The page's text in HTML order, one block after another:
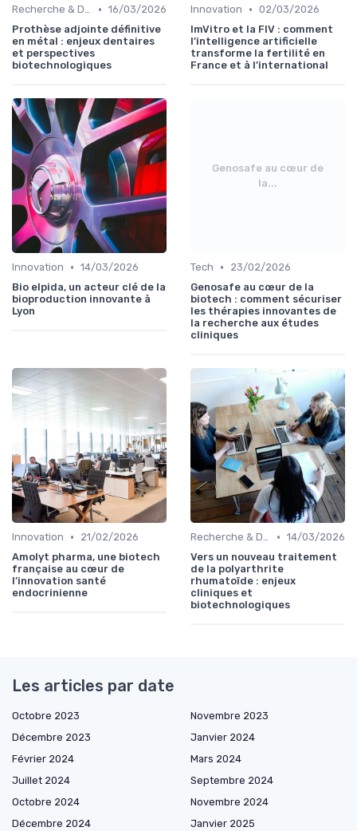
Recherche & Développement • 16/03/2026
Prothèse adjointe définitive
en métal : enjeux dentaires
et perspectives
biotechnologiques
Innovation • 02/03/2026
ImVitro et la FIV : comment
l’intelligence artificielle
transforme la fertilité en
France et à l’international
Innovation • 14/03/2026
Bio elpida, un acteur clé de la
bioproduction innovante à
Lyon
Genosafe au cœur de
la...
Tech •
23/02/2026
Genosafe au cœur de la
biotech : comment sécuriser
les thérapies innovantes de
la recherche aux études
cliniques
Innovation •
21/02/2026
Amolyt pharma, une biotech
française au cœur de
l’innovation santé
endocrinienne
Recherche & Développement • 14/03/2026
Vers un nouveau traitement
de la polyarthrite
rhumatoïde : enjeux
cliniques et
biotechnologiques
Les articles par date
Octobre 2023
Novembre 2023
Décembre 2023
Janvier 2024
Février 2024
Mars 2024
Juillet 2024
Septembre 2024
Octobre 2024
Novembre 2024
Décembre 2024
Janvier 2025